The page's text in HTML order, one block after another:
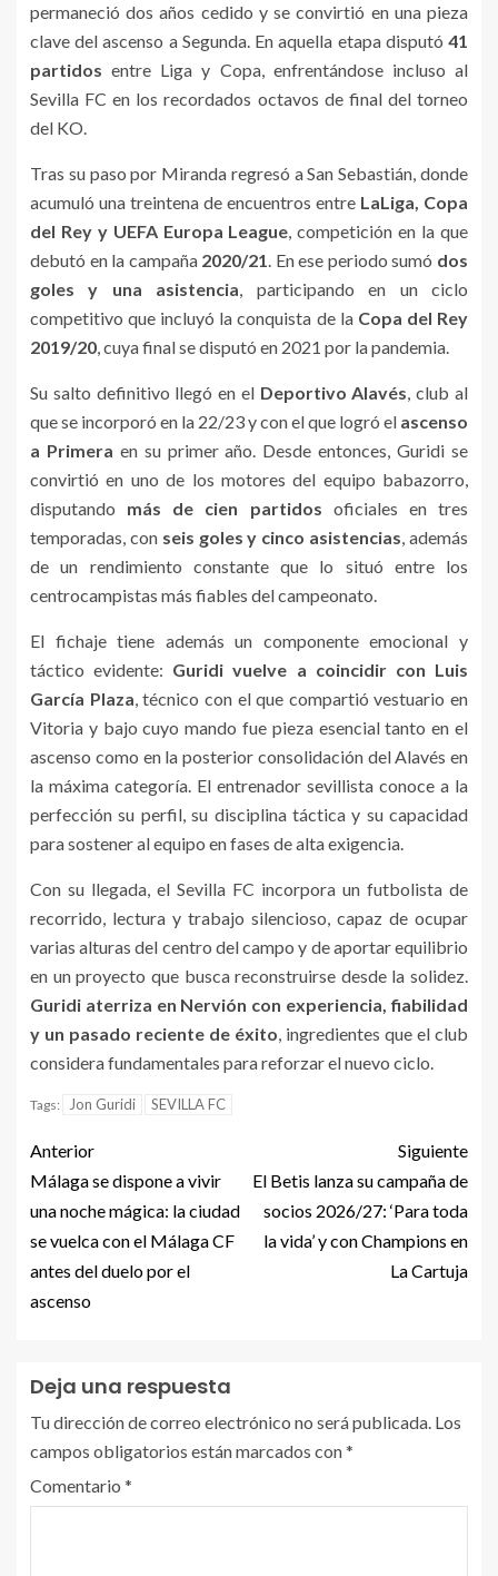
permaneció dos años cedido y se convirtió en una pieza
clave del ascenso a Segunda. En aquella etapa disputó 41
partidos entre Liga y Copa, enfrentándose incluso al
Sevilla FC en los recordados octavos de final del torneo
del KO.
Tras su paso por Miranda regresó a San Sebastián, donde
acumuló una treintena de encuentros entre LaLiga, Copa
del Rey y UEFA Europa League, competición en la que
debutó en la campaña 2020/21. En ese periodo sumó dos
goles y una asistencia, participando en un ciclo
competitivo que incluyó la conquista de la Copa del Rey
2019/20, cuya final se disputó en 2021 por la pandemia.
Su salto definitivo llegó en el Deportivo Alavés, club al
que se incorporó en la 22/23 y con el que logró el ascenso
a Primera en su primer año. Desde entonces, Guridi se
convirtió en uno de los motores del equipo babazorro,
disputando más de cien partidos oficiales en tres
temporadas, con seis goles y cinco asistencias, además
de un rendimiento constante que lo situó entre los
centrocampistas más fiables del campeonato.
El fichaje tiene además un componente emocional y
táctico evidente: Guridi vuelve a coincidir con Luis
García Plaza, técnico con el que compartió vestuario en
Vitoria y bajo cuyo mando fue pieza esencial tanto en el
ascenso como en la posterior consolidación del Alavés en
la máxima categoría. El entrenador sevillista conoce a la
perfección su perfil, su disciplina táctica y su capacidad
para sostener al equipo en fases de alta exigencia.
Con su llegada, el Sevilla FC incorpora un futbolista de
recorrido, lectura y trabajo silencioso, capaz de ocupar
varias alturas del centro del campo y de aportar equilibrio
en un proyecto que busca reconstruirse desde la solidez.
Guridi aterriza en Nervión con experiencia, fiabilidad
y un pasado reciente de éxito, ingredientes que el club
considera fundamentales para reforzar el nuevo ciclo.
Tags: Jon Guridi SEVILLA FC
Anterior
Málaga se dispone a vivir
una noche mágica: la ciudad
se vuelca con el Málaga CF
antes del duelo por el
ascenso
Siguiente
El Betis lanza su campaña de
socios 2026/27: ‘Para toda
la vida’ y con Champions en
La Cartuja
Deja una respuesta
Tu dirección de correo electrónico no será publicada. Los
campos obligatorios están marcados con*
Comentario *